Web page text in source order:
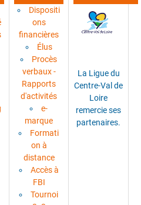
Dispositi
ons
financières
Élus
Procès
verbaux -
Rapports
d'activités
e-
marque
Formati
on à
distance
Accès à
FBI
Tournoi
La Ligue du
Centre-Val de
Loire
remercie ses
partenaires.